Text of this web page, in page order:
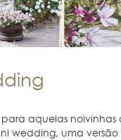
aquelas noivinhas
wedding, uma versão